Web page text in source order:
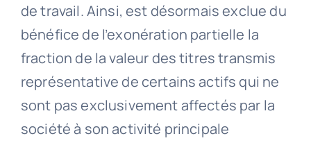
de travail. Ainsi, est désormais exclue du
bénéfice de l’exonération partielle la
fraction de la valeur des titres transmis
représentative de certains actifs qui ne
sont pas exclusivement affectés par la
société à son activité principale